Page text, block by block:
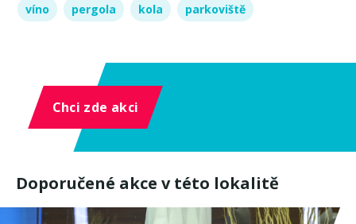
víno pergola kola parkoviště
Chci zde akci
Doporučené akce v této lokalitě